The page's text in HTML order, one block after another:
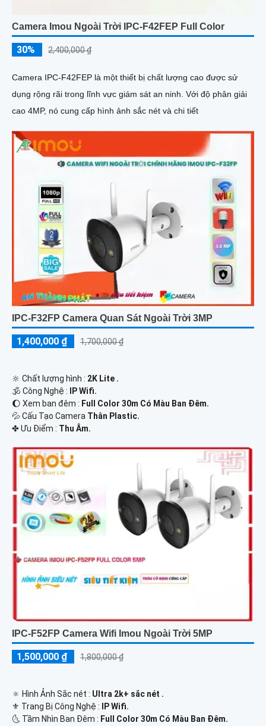
Camera Imou Ngoài Trời IPC-F42FEP Full Color
30% 2,400,000 ₫
Camera IPC-F42FEP là một thiết bị chất lượng cao được sử
dụng rộng rãi trong lĩnh vực giám sát an ninh. Với độ phân giải
cao 4MP, nó cung cấp hình ảnh sắc nét và chi tiết
IPC-F32FP Camera Quan Sát Ngoài Trời 3MP
1,400,000 ₫ 1,700,000 ₫
🔆 Chất lượng hình : 2K Lite .
🕉️ Công Nghệ :
IP Wifi.
🌔 Xem ban đêm : Full Color 30m Có Màu Ban Ðêm.
💦 Cấu Tạo Camera Thân Plastic.
️✤ Ưu Điểm : Thu Âm.
IPC-F52FP Camera Wifi Imou Ngoài Trời 5MP
1,500,000 ₫ 1,800,000 ₫
🔅 Hình Ảnh Sắc nét : Ultra 2k+ sắc nét .
⚜️ Trang Bị Công Nghệ :
IP Wifi.
🌜 Tầm Nhìn Ban Đêm : Full Color 30m Có Màu Ban Ðêm.